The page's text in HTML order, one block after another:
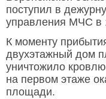
поступил в
управления МЧС в
К моменту
двухэтажный дом
уничтожило
на первом этаже
площади.